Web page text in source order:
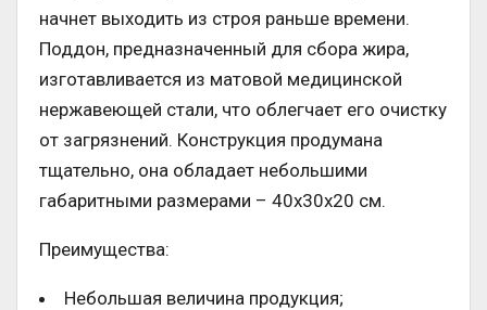
начнет выходить из строя раньше времени.
Поддон, предназначенный для сбора жира,
изготавливается из матовой медицинской
нержавеющей стали, что облегчает его очистку
от загрязнений. Конструкция продумана
тщательно, она обладает небольшими
габаритными размерами – 40х30х20 см.
Преимущества:
Небольшая величина продукция;